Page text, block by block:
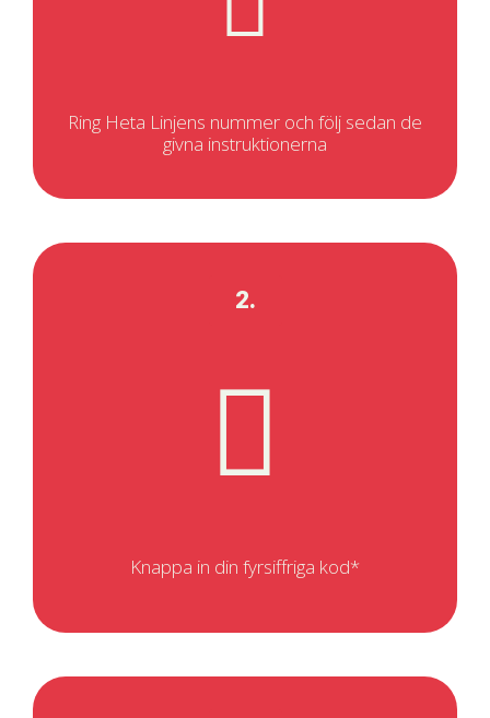
Ring Heta Linjens nummer och följ sedan de
givna instruktionerna
2.
Knappa in din fyrsiffriga kod*